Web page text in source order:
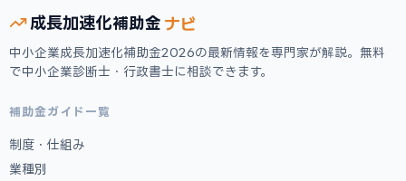
成長加速化補助金 ナビ
中小企業成長加速化補助金2026の最新情報を専門家が解説。無料
で中小企業診断士・行政書士に相談できます。
補助金ガイド一覧
制度・仕組み
業種別